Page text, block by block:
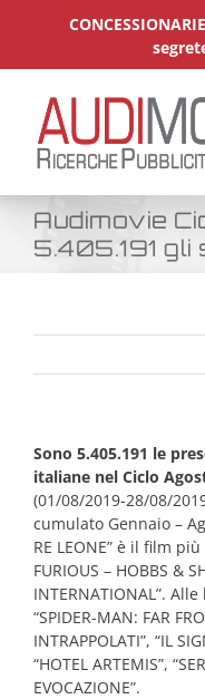
Audimovie
5.405.191
Sono 5.405.191 le
italiane nel Ciclo
(01/08/2019-28/08/
cumulato Gennaio –
RE LEONE” è il film
FURIOUS – HOBBS &
INTERNATIONAL”.
“SPIDER-MAN: FAR
INTRAPPOLATI”, “IL
“HOTEL ARTEMIS”,
EVOCAZIONE”.